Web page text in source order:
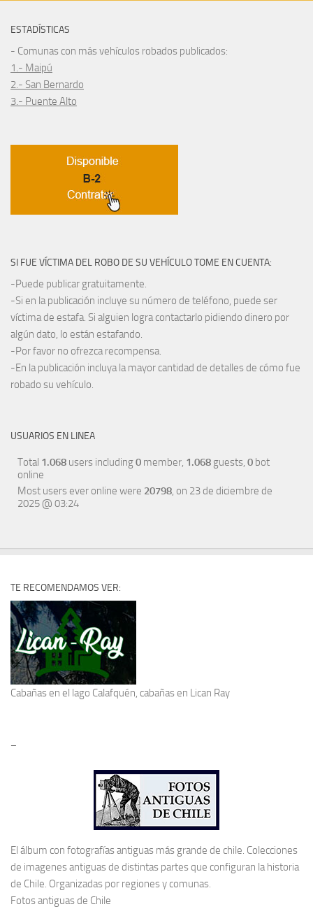
ESTADÍSTICAS
- Comunas con más vehículos robados publicados:
1.- Maipú
2.- San Bernardo
3.- Puente Alto
SI FUE VÍCTIMA DEL ROBO DE SU VEHÍCULO TOME EN CUENTA:
-Puede publicar gratuitamente.
-Si en la publicación incluye su número de teléfono, puede ser
víctima de estafa. Si alguien logra contactarlo pidiendo dinero por
algún dato, lo están estafando.
-Por favor no ofrezca recompensa.
-En la publicación incluya la mayor cantidad de detalles de cómo fue
robado su vehículo.
USUARIOS EN LINEA
Total 1.068 users including0 member, 1.068 guests, 0 bot
online
Most users ever online were 20798, on 23 de diciembre de
2025 @ 03:24
TE RECOMENDAMOS VER:
Cabañas en el lago Calafquén, cabañas en Lican Ray
–
El álbum con fotografías antiguas más grande de chile. Colecciones
de imagenes antiguas de distintas partes que configuran la historia
de Chile. Organizadas por regiones y comunas.
Fotos antiguas de Chile